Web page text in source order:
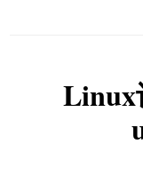
Linux